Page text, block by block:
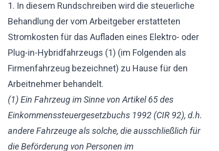
1. In diesem Rundschreiben wird die steuerliche
Behandlung der vom Arbeitgeber erstatteten
Stromkosten für das Aufladen eines Elektro- oder
Plug-in-Hybridfahrzeugs (1) (im Folgenden als
Firmenfahrzeug bezeichnet) zu Hause für den
Arbeitnehmer behandelt.
(1) Ein Fahrzeug im Sinne von Artikel 65 des
Einkommenssteuergesetzbuchs 1992 (CIR 92), d.h.
andere Fahrzeuge als solche, die ausschließlich für
die Beförderung von Personen im